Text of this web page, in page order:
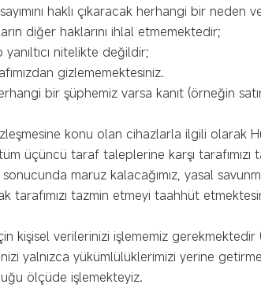
haklı çıkaracak herhangi bir neden
diğer haklarını ihlal etmemektedir;
nitelikte değildir;
gizlememektesiniz.
bir şüphemiz varsa kanıt (örneğin
konu olan cihazlarla ilgili olarak
üçüncü taraf taleplerine karşı
maruz kalacağımız, yasal
tazmin etmeyi taahhüt
kişisel verilerinizi işlememiz
yalnızca yükümlülüklerimizi yerine
ölçüde işlemekteyiz.